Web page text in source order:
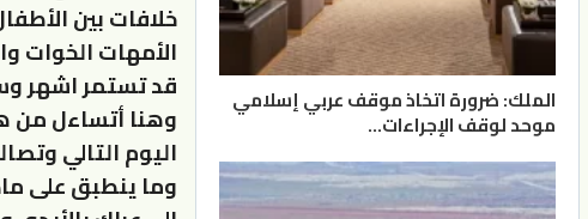
خلافات بين
الأمهات الخوات
قد تستمر اشهر
وهنا أتساءل من
اليوم التالي
وما ينطبق على
الملك: ضرورة اتخاذ موقف عربي إسلامي
موحد لوقف الإجراءات…